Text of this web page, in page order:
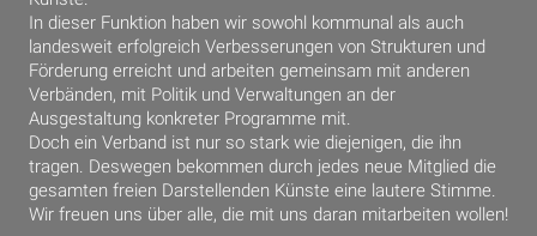
In dieser Funktion haben wir sowohl kommunal als auch
landesweit erfolgreich Verbesserungen von Strukturen und
Förderung erreicht und arbeiten gemeinsam mit anderen
Verbänden, mit Politik und Verwaltungen an der
Ausgestaltung konkreter Programme mit.
Doch ein Verband ist nur so stark wie diejenigen, die ihn
tragen. Deswegen bekommen durch jedes neue Mitglied die
gesamten freien Darstellenden Künste eine lautere Stimme.
Wir freuen uns über alle, die mit uns daran mitarbeiten wollen!